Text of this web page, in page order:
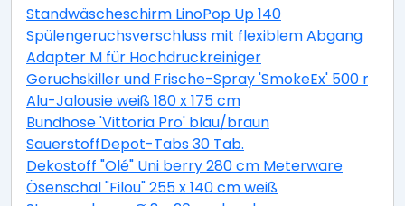
Standwäscheschirm LinoPop Up 140
Spülengeruchsverschluss mit flexiblem Abgang
Adapter M für Hochdruckreiniger
Geruchskiller und Frische-Spray 'SmokeEx' 500 ml
Alu-Jalousie weiß 180 x 175 cm
Bundhose 'Vittoria Pro' blau/braun
SauerstoffDepot-Tabs 30 Tab.
Dekostoff "Olé" Uni berry 280 cm Meterware
Ösenschal "Filou" 255 x 140 cm weiß